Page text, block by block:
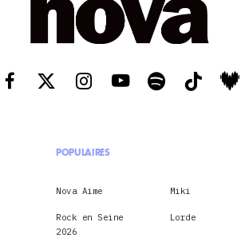
POPULAIRES
Nova Aime Miki
Rock en Seine
2026
Lorde